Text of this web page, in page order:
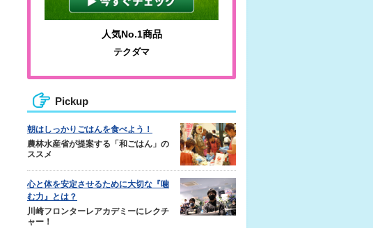
人気No.1商品
テクダマ
Pickup
朝はしっかりごはんを食べよう！
農林水産省が提案する「和ごはん」の
ススメ
心と体を安定させるために大切な『噛
む力』とは？
川崎フロンターレアカデミーにレクチ
ャー！